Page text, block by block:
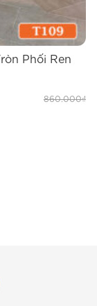
Phối Ren
860.000₫